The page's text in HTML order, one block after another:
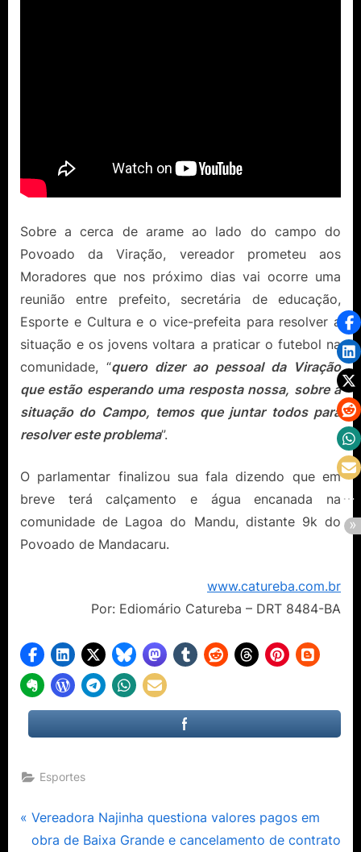
Sobre a cerca de arame ao lado do campo do
Povoado da Viração, vereador prometeu aos
Moradores que nos próximo dias vai ocorre uma
reunião entre prefeito, secretária de educação,
Esporte e Cultura e o vice-prefeita para resolver a
situação e os jovens voltara a praticar o futebol na
comunidade, “quero dizer ao pessoal da Viração
que estão esperando uma resposta nossa, sobre a
situação do Campo, temos que juntar todos para
resolver este problema”.
O parlamentar finalizou sua fala dizendo que em
breve terá calçamento e água encanada na
comunidade de Lagoa do Mandu, distante 9k do
Povoado de Mandacaru.
www.catureba.com.br
Por: Ediomário Catureba – DRT 8484-BA
Esportes
Navegação
P
r
Vereadora Najinha questiona valores pagos em
obra de Baixa Grande e cancelamento de contrato